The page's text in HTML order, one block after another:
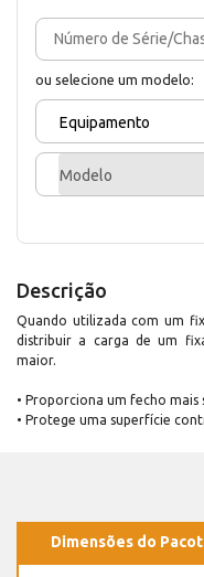
ou selecione um modelo:
Equipamento
Modelo
Descrição
Quando utilizada com um
distribuir a carga de um
maior.
• Proporciona um fecho mais
• Protege uma superfície
Dimensões do